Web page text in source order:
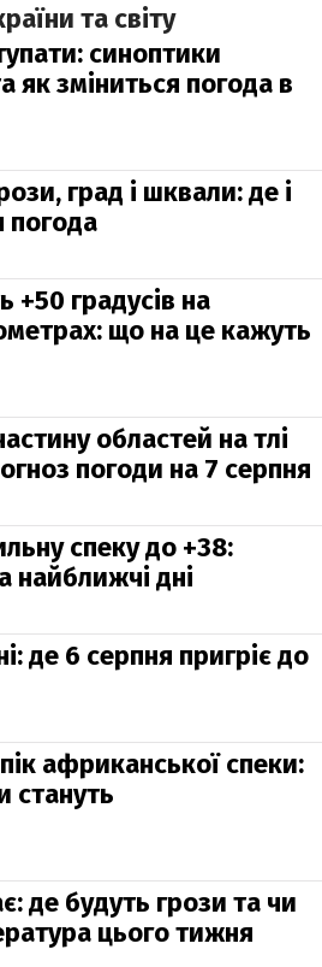
та світу
синоптики
як зміниться погода в
град і шквали: де і
погода
+50 градусів на
що на це кажуть
областей на тлі
погоди на 7 серпня
спеку до +38:
найближчі дні
де 6 серпня пригріє до
африканської спеки:
стануть
де будуть грози та чи
цього тижня